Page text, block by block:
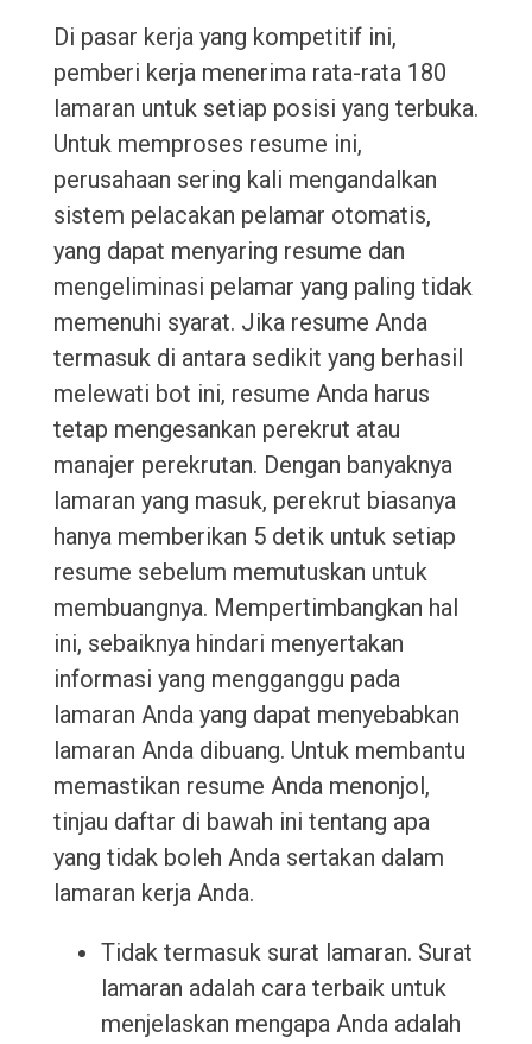
Di pasar kerja yang kompetitif ini,
pemberi kerja menerima rata-rata 180
lamaran untuk setiap posisi yang terbuka.
Untuk memproses resume ini,
perusahaan sering kali mengandalkan
sistem pelacakan pelamar otomatis,
yang dapat menyaring resume dan
mengeliminasi pelamar yang paling tidak
memenuhi syarat. Jika resume Anda
termasuk di antara sedikit yang berhasil
melewati bot ini, resume Anda harus
tetap mengesankan perekrut atau
manajer perekrutan. Dengan banyaknya
lamaran yang masuk, perekrut biasanya
hanya memberikan 5 detik untuk setiap
resume sebelum memutuskan untuk
membuangnya. Mempertimbangkan hal
ini, sebaiknya hindari menyertakan
informasi yang mengganggu pada
lamaran Anda yang dapat menyebabkan
lamaran Anda dibuang. Untuk membantu
memastikan resume Anda menonjol,
tinjau daftar di bawah ini tentang apa
yang tidak boleh Anda sertakan dalam
lamaran kerja Anda.
Tidak termasuk surat lamaran. Surat
lamaran adalah cara terbaik untuk
menjelaskan mengapa Anda adalah